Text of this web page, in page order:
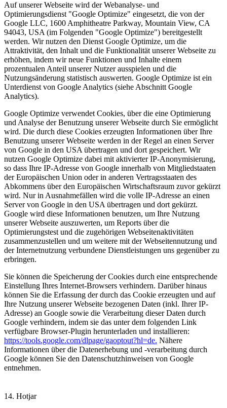
Auf unserer Webseite wird der Webanalyse- und
Optimierungsdienst "Google Optimize" eingesetzt, die von der
Google LLC, 1600 Amphitheatre Parkway, Mountain View, CA
94043, USA (im Folgenden "Google Optimize") bereitgestellt
werden. Wir nutzen den Dienst Google Optimize, um die
Attraktivität, den Inhalt und die Funktionalität unserer Webseite zu
erhöhen, indem wir neue Funktionen und Inhalte einem
prozentualen Anteil unserer Nutzer ausspielen und die
Nutzungsänderung statistisch auswerten. Google Optimize ist ein
Unterdienst von Google Analytics (siehe Abschnitt Google
Analytics).
Google Optimize verwendet Cookies, über die eine Optimierung
und Analyse der Benutzung unserer Webseite durch Sie ermöglicht
wird. Die durch diese Cookies erzeugten Informationen über Ihre
Benutzung unserer Webseite werden in der Regel an einen Server
von Google in den USA übertragen und dort gespeichert. Wir
nutzen Google Optimize dabei mit aktivierter IP-Anonymisierung,
so dass Ihre IP-Adresse von Google innerhalb von Mitgliedstaaten
der Europäischen Union oder in anderen Vertragsstaaten des
Abkommens über den Europäischen Wirtschaftsraum zuvor gekürzt
wird. Nur in Ausnahmefällen wird die volle IP-Adresse an einen
Server von Google in den USA übertragen und dort gekürzt.
Google wird diese Informationen benutzen, um Ihre Nutzung
unserer Webseite auszuwerten, um Reports über die
Optimierungstest und die zugehörigen Webseitenaktivitäten
zusammenzustellen und um weitere mit der Webseitennutzung und
der Internetnutzung verbundene Dienstleistungen uns gegenüber zu
erbringen.
Sie können die Speicherung der Cookies durch eine entsprechende
Einstellung Ihres Internet-Browsers verhindern. Darüber hinaus
können Sie die Erfassung der durch das Cookie erzeugten und auf
Ihre Nutzung unserer Webseite bezogenen Daten (inkl. Ihrer IP-
Adresse) an Google sowie die Verarbeitung dieser Daten durch
Google verhindern, indem sie das unter dem folgenden Link
verfügbare Browser-Plugin herunterladen und installieren:
https://tools.google.com/dlpage/gaoptout?hl=de. Nähere
Informationen über die Datenerhebung und -verarbeitung durch
Google können Sie den Datenschutzhinweisen von Google
entnehmen.
14. Hotjar